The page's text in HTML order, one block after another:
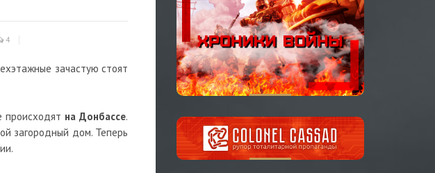
4
зачастую стоят
происходят на Донбассе.
загородный дом. Теперь